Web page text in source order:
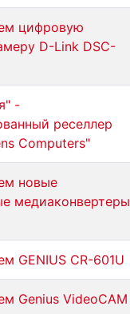
цифровую
D-Link DSC-
-
реселлер
Computers"
новые
медиаконвертеры
GENIUS CR-601U
Genius VideoCAM